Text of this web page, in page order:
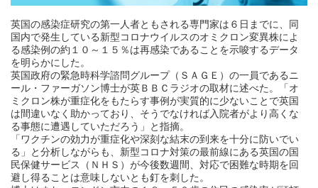
英国の感染症研究の第一人者ともされる専門家は６日までに、同
国内で発生している新型コロナウイルスのオミクロン変異株によ
る感染例の約１０～１５％は再感染であることを示唆するデータ
を明らかにした。
英国政府の緊急時科学諮問グループ（ＳＡＧＥ）の一員であるニ
ール・ファーガソン博士が英ＢＢＣラジオの取材に述べた。「オ
ミクロン株が重症化をもたらす事例が実質的に少ないことで英国
は間違いなく助かっており、そうでなければ入院者がより高くな
る事態に遭遇していただろう」と指摘。
「ワクチンの効力が重症化や深刻な結末の到来を十分に防いでい
る」と分析しながらも、新型コロナ対策の最前線にある英国の国
民保健サービス（ＮＨＳ）が今後数週間、対応で困難な時期を回
避し得ることは意味しないとも釘を刺した。